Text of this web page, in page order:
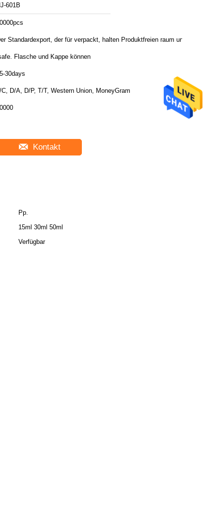
601B
Standardexport, der für verpackt, halten Produktfreien raum und
Flasche und Kappe können
30days
C, D/A, D/P, T/T, Western Union, MoneyGram
Kontakt
Pp.
15ml 30ml 50ml
Verfügbar